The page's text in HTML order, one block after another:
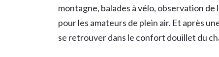
montagne, balades à vélo, observation
pour les amateurs de plein air. Et après
se retrouver dans le confort douillet du